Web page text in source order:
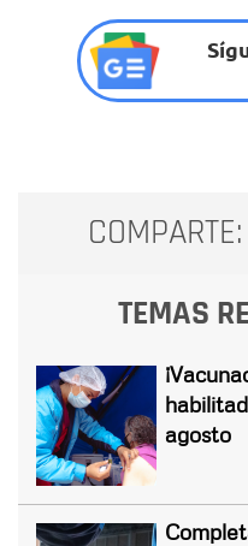
COMPARTE:
TEMAS
agosto